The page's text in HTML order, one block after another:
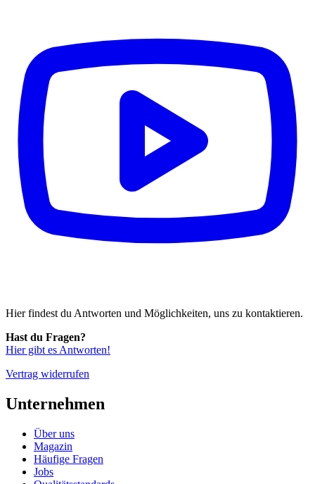
Hier findest du Antworten und Möglichkeiten, uns zu kontaktieren.
Hast du Fragen?
Hier gibt es Antworten!
Vertrag widerrufen
Unternehmen
Über uns
Magazin
Häufige Fragen
Jobs